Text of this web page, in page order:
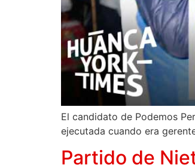
El candidato de Podemos
ejecutada cuando era
Partido de